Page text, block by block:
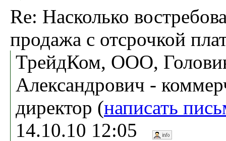
Re: Насколько
продажа с отсрочкой
ТрейдКом, ООО,
Александрович -
директор (написать
14.10.10 12:05